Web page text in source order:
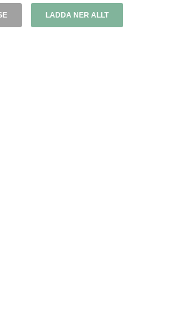
LADDA NER ALLT